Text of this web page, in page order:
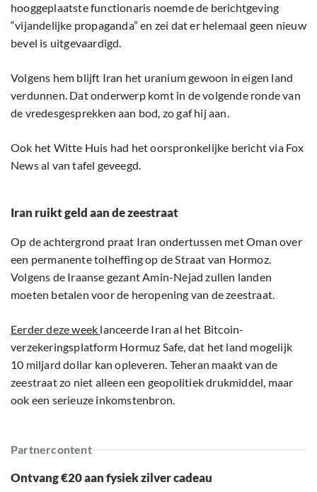
hooggeplaatste functionaris noemde de berichtgeving
“vijandelijke propaganda” en zei dat er helemaal geen nieuw
bevel is uitgevaardigd.
Volgens hem blijft Iran het uranium gewoon in eigen land
verdunnen. Dat onderwerp komt in de volgende ronde van
de vredesgesprekken aan bod, zo gaf hij aan.
Ook het Witte Huis had het oorspronkelijke bericht via Fox
News al van tafel geveegd.
Iran ruikt geld aan de zeestraat
Op de achtergrond praat Iran ondertussen met Oman over
een permanente tolheffing op de Straat van Hormoz.
Volgens de Iraanse gezant Amin-Nejad zullen landen
moeten betalen voor de heropening van de zeestraat.
Eerder deze week lanceerde Iran al het Bitcoin-
verzekeringsplatform Hormuz Safe, dat het land mogelijk
10 miljard dollar kan opleveren. Teheran maakt van de
zeestraat zo niet alleen een geopolitiek drukmiddel, maar
ook een serieuze inkomstenbron.
Partnercontent
Ontvang €20 aan fysiek zilver cadeau